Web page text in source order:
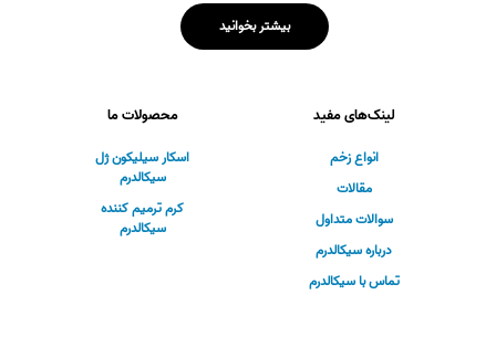
بیشتر بخوانید
لینک‌های مفید
انواع زخم
مقالات
سوالات متداول
درباره سیکالدرم
تماس با سیکالدرم
محصولات ما
اسکار سیلیکون ژل
سیکالدرم
کرم ترمیم کننده
سیکالدرم